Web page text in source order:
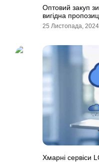
Оптовий закуп
вигідна
25 Листопада, 2024
Хмарні сервіси